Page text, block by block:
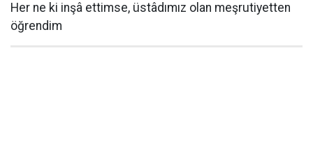
Her ne ki inşâ ettimse, üstâdımız olan meşrutiyetten
öğrendim